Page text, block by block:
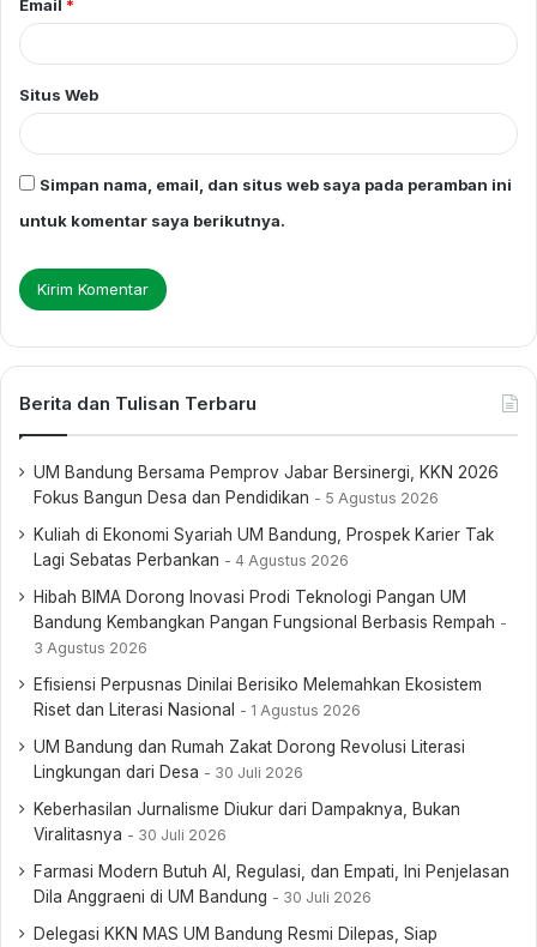
Email *
Situs Web
Simpan nama, email, dan situs web saya pada peramban ini
untuk komentar saya berikutnya.
Berita dan Tulisan Terbaru
UM Bandung Bersama Pemprov Jabar Bersinergi, KKN 2026
Fokus Bangun Desa dan Pendidikan
5 Agustus 2026
Kuliah di Ekonomi Syariah UM Bandung, Prospek Karier Tak
Lagi Sebatas Perbankan
4 Agustus 2026
Hibah BIMA Dorong Inovasi Prodi Teknologi Pangan UM
Bandung Kembangkan Pangan Fungsional Berbasis Rempah
3 Agustus 2026
Efisiensi Perpusnas Dinilai Berisiko Melemahkan Ekosistem
Riset dan Literasi Nasional
1 Agustus 2026
UM Bandung dan Rumah Zakat Dorong Revolusi Literasi
Lingkungan dari Desa
30 Juli 2026
Keberhasilan Jurnalisme Diukur dari Dampaknya, Bukan
Viralitasnya
30 Juli 2026
Farmasi Modern Butuh AI, Regulasi, dan Empati, Ini Penjelasan
Dila Anggraeni di UM Bandung
30 Juli 2026
Delegasi KKN MAS UM Bandung Resmi Dilepas, Siap